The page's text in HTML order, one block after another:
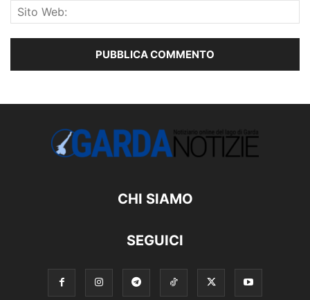
CHI SIAMO
SEGUICI